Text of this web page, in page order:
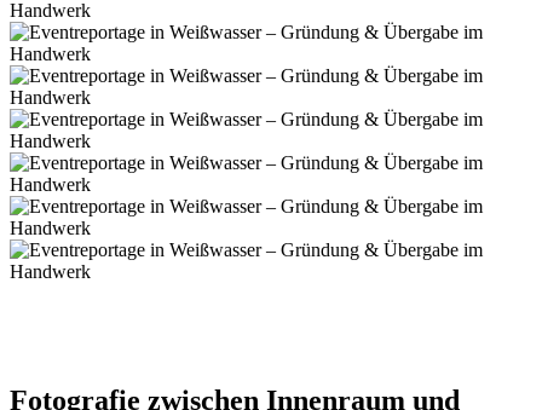
Fotografie zwischen Innenraum und